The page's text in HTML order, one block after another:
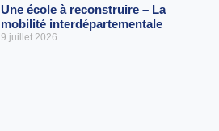
Une école à reconstruire – La
mobilité interdépartementale
9 juillet 2026